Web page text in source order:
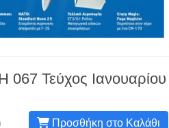
Τεύχος Ιανουαρίου
Προσθήκη στο Καλάθι